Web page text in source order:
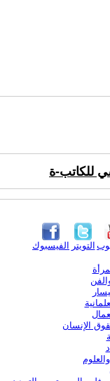
للكاتب-ة
الفيسبوك التويتر
الإنسان